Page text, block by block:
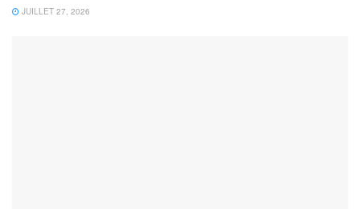
JUILLET 27, 2026